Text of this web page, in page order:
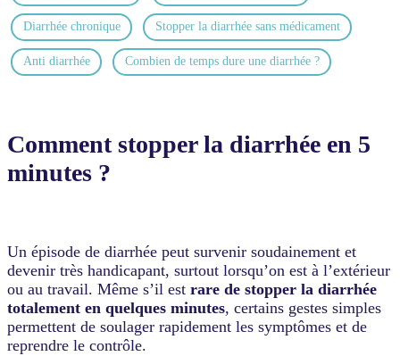
Diarrhée chronique Stopper la diarrhée sans médicament
Anti diarrhée​ Combien de temps dure une diarrhée ?
Comment stopper la diarrhée en 5
minutes ?
Un épisode de diarrhée peut survenir soudainement et
devenir très handicapant, surtout lorsqu’on est à l’extérieur
ou au travail. Même s’il est rare de stopper la diarrhée
totalement en quelques minutes, certains gestes simples
permettent de soulager rapidement les symptômes et de
reprendre le contrôle.